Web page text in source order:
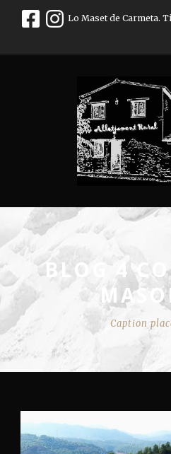
Lo Maset de Carmeta.
BLOG 4
Caption